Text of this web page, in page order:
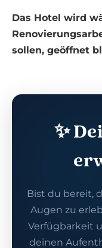
Das Hotel wird
sollen, geöffnet
✨
Bist du bereit,
Augen zu
Verfügbarkeit
deinen